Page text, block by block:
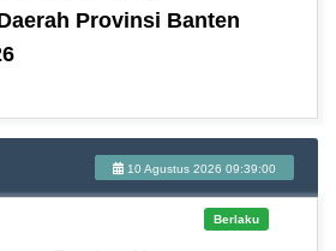
Provinsi Banten
10 Agustus 2026 09:39:00
Berlaku